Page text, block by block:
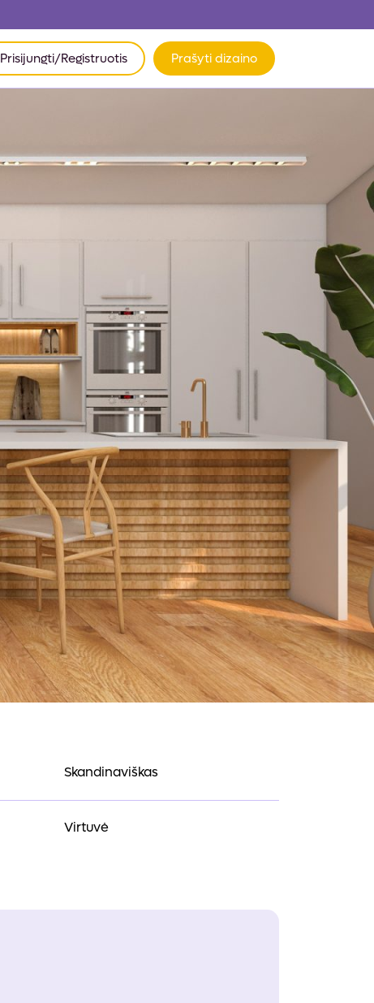
Prisijungti/Registruotis Prašyti dizaino
Skandinaviškas
Virtuvė